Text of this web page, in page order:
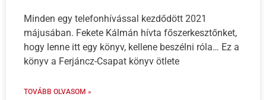
Minden egy telefonhívással kezdődött 2021
májusában. Fekete Kálmán hívta főszerkesztőnket,
hogy lenne itt egy könyv, kellene beszélni róla… Ez a
könyv a Ferjáncz-Csapat könyv ötlete
TOVÁBB OLVASOM »